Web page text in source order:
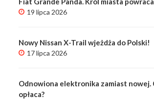
19 lipca 2026
Nowy Nissan X-Trail wjeżdża do Polski!
17 lipca 2026
Odnowiona elektronika zamiast nowej.
opłaca?